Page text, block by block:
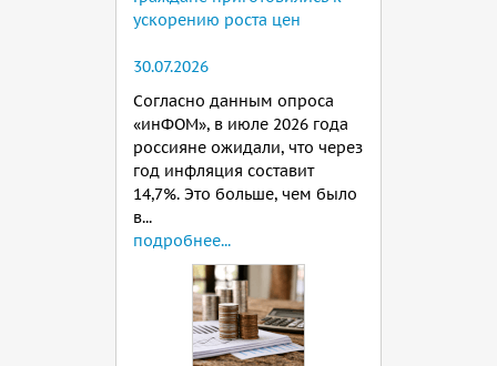
ускорению роста цен
30.07.2026
Согласно данным опроса
«инФОМ», в июле 2026 года
россияне ожидали, что через
год инфляция составит
14,7%. Это больше, чем было
в...
подробнее...